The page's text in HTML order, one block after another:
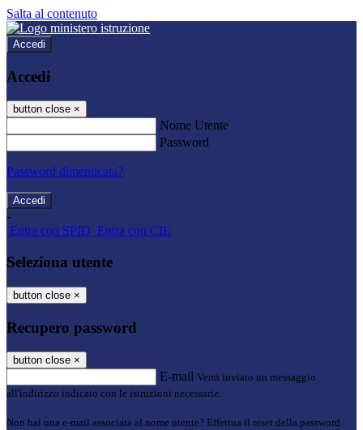
Salta al contenuto
Accedi
Accedi
button close ×
Nome Utente
Password
Password dimenticata?
-
Entra con SPID Entra con CIE
Seleziona utente
button close ×
Recupero password
button close ×
E-mail Verrà inviato un messaggio
all'indirizzo indicato con le istruzioni necessarie.
Non hai una e-mail associata al nome utente? Effettua il reset della password